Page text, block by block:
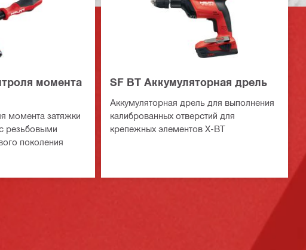
момента
момента затяжки
резьбовыми
поколения
SF BT Аккумуляторная дрель
Аккумуляторная дрель для выполнения
калиброванных отверстий для
крепежных элементов X-BT